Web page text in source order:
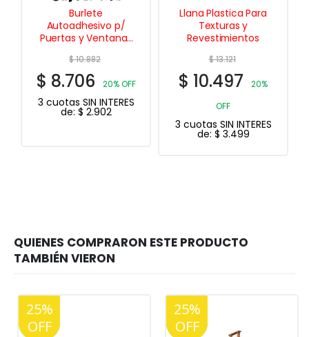
20% OFF
Llana Plastica Para
Texturas y
Revestimientos
$ 10.497
OFF
3 cuotas SIN INTERES
Extensor
$46.306
3 cuotas SIN
de:
25%
OFF
20%
OFF
25%
OFF
20%
OFF